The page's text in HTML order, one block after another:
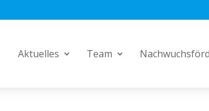
Aktuelles Team